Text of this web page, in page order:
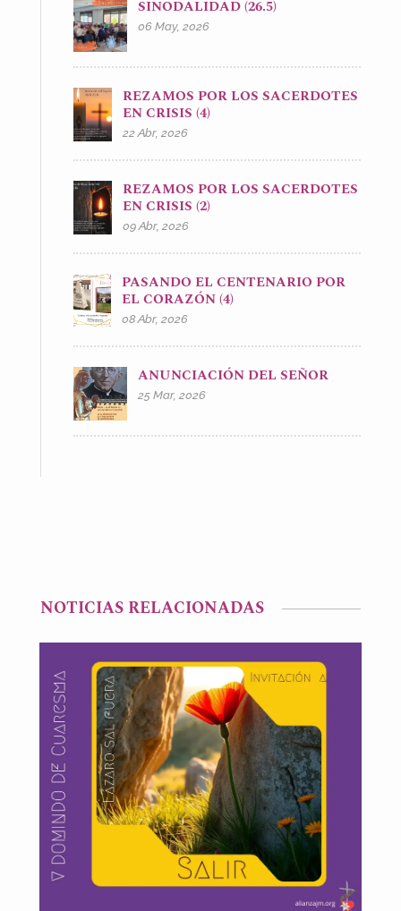
SINODALIDAD (26.5)
06 May, 2026
REZAMOS POR LOS SACERDOTES
EN CRISIS (4)
22 Abr, 2026
REZAMOS POR LOS SACERDOTES
EN CRISIS (2)
09 Abr, 2026
PASANDO EL CENTENARIO POR
EL CORAZÓN (4)
08 Abr, 2026
ANUNCIACIÓN DEL SEÑOR
25 Mar, 2026
NOTICIAS RELACIONADAS